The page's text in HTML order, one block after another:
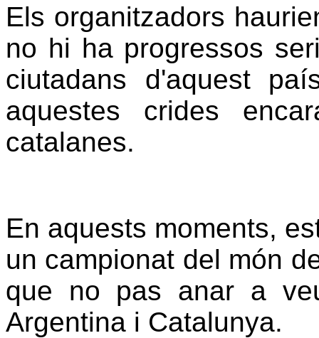
Els organitzadors
no hi ha progressos
ciutadans d'aquest
aquestes crides
catalanes.
En aquests moments,
un campionat del món
que no pas anar a
Argentina i Catalunya.